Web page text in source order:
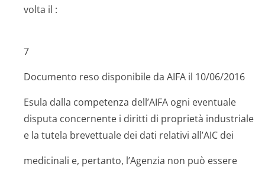
volta il :
7
Documento reso disponibile da AIFA il 10/06/2016
Esula dalla competenza dell’AIFA ogni eventuale
disputa concernente i diritti di proprietà industriale
e la tutela brevettuale dei dati relativi all’AIC dei
medicinali e, pertanto, l’Agenzia non può essere